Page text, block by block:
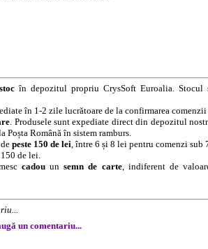
în depozitul propriu CrysSoft Euroalia. Stocul
în 1-2 zile lucrătoare de la confirmarea
. Produsele sunt expediate direct din depozitul
Română în sistem ramburs.
peste 150 de lei, între 6 și 8 lei pentru comenzi sub
de lei.
cadouunsemn de carte, indiferent de
un comentariu...